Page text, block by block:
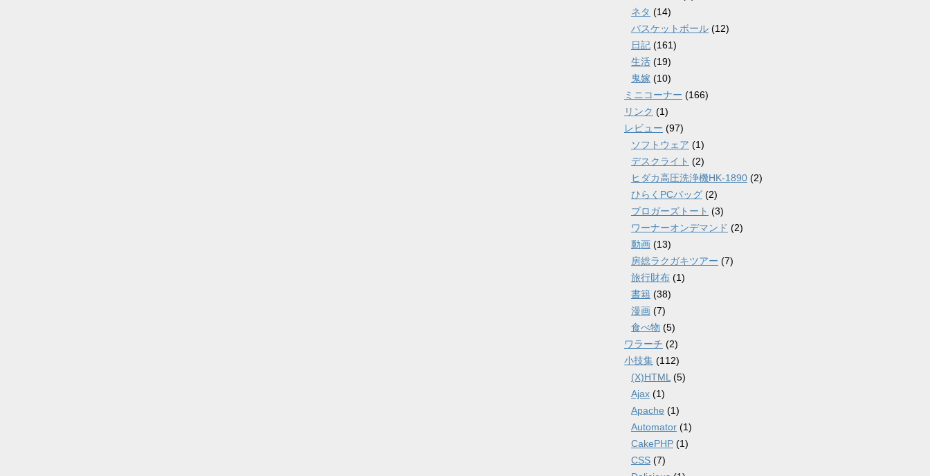
ネタ (14)
バスケットボール (12)
日記 (161)
生活 (19)
鬼嫁 (10)
ミニコーナー (166)
リンク (1)
レビュー (97)
ソフトウェア (1)
デスクライト (2)
ヒダカ高圧洗浄機HK-1890 (2)
ひらくPCバッグ (2)
ブロガーズトート (3)
ワーナーオンデマンド (2)
動画 (13)
房総ラクガキツアー (7)
旅行財布 (1)
書籍 (38)
漫画 (7)
食べ物 (5)
ワラーチ (2)
小技集 (112)
(X)HTML (5)
Ajax (1)
Apache (1)
Automator (1)
CakePHP (1)
CSS (7)